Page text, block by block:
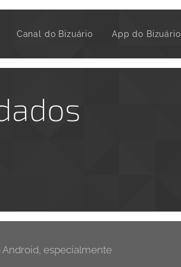
▶️ Canal do Bizuário App do Bizuário
Android, especialmente